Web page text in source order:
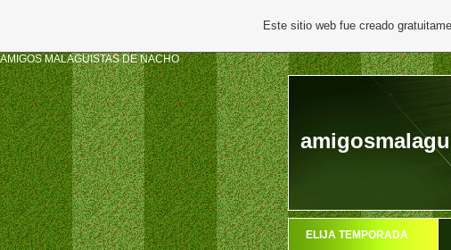
AMIGOS MALAGUISTAS DE NACHO
ELIJA TEMPORADA
Este sitio web fue creado